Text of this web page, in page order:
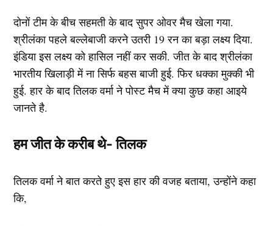
दोनों टीम के बीच सहमती के बाद सुपर ओवर मैच खेला गया.
श्रीलंका पहले बल्लेबाजी करने उतरी 19 रन का बड़ा लक्ष्य दिया.
इंडिया इस लक्ष्य को हासिल नहीं कर सकी. जीत के बाद श्रीलंका
भारतीय खिलाड़ी में ना सिर्फ बहस बाजी हुई. फिर धक्का मुक्की भी
हुई. हार के बाद तिलक वर्मा ने पोस्ट मैच में क्या कुछ कहा आइये
जानते है.
हम जीत के करीब थे- तिलक
तिलक वर्मा ने बात करते हुए इस हार की वजह बताया, उन्होंने कहा
कि,